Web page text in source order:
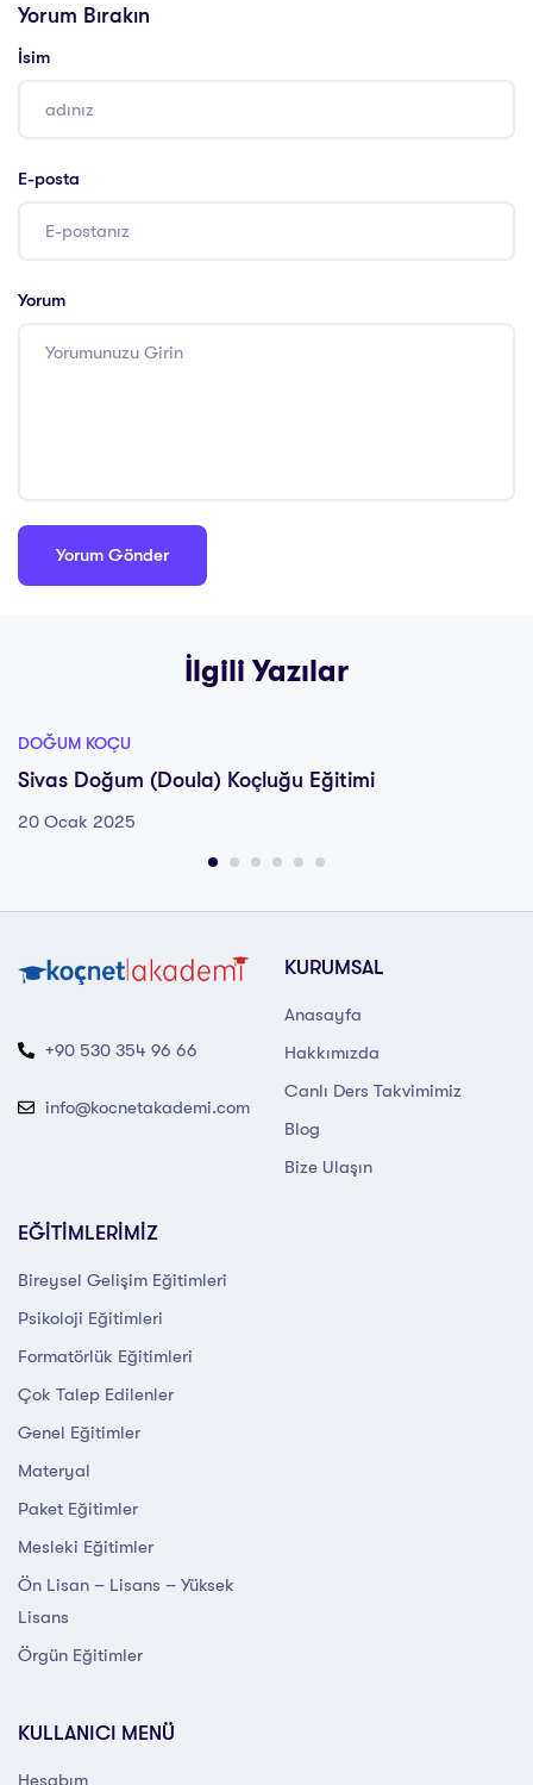
Yorum Bırakın
İsim
E-posta
Yorum
İlgili Yazılar
DOĞUM KOÇU
Sivas Doğum (Doula) Koçluğu Eğitimi
20 Ocak 2025
+90 530 354 96 66
info@kocnetakademi.com
KURUMSAL
Anasayfa
Hakkımızda
Canlı Ders Takvimimiz
Blog
Bize Ulaşın
EĞİTİMLERİMİZ
Bireysel Gelişim Eğitimleri
Psikoloji Eğitimleri
Formatörlük Eğitimleri
Çok Talep Edilenler
Genel Eğitimler
Materyal
Paket Eğitimler
Mesleki Eğitimler
Ön Lisan – Lisans – Yüksek
Lisans
Örgün Eğitimler
KULLANICI MENÜ
Hesabım